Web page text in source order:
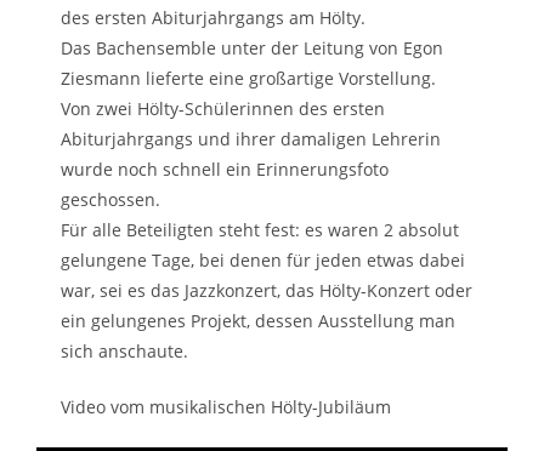
des ersten Abiturjahrgangs am Hölty.
Das Bachensemble unter der Leitung von Egon
Ziesmann lieferte eine großartige Vorstellung.
Von zwei Hölty-Schülerinnen des ersten
Abiturjahrgangs und ihrer damaligen Lehrerin
wurde noch schnell ein Erinnerungsfoto
geschossen.
Für alle Beteiligten steht fest: es waren 2 absolut
gelungene Tage, bei denen für jeden etwas dabei
war, sei es das Jazzkonzert, das Hölty-Konzert oder
ein gelungenes Projekt, dessen Ausstellung man
sich anschaute.
Video vom musikalischen Hölty-Jubiläum